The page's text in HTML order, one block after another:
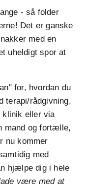
- så folder
Det er ganske
med en
uheldigt spor at
for, hvordan du
terapi/rådgivning,
klinik eller via
mand og fortælle,
nu kommer
med
hjælpe dig i hele
være med at